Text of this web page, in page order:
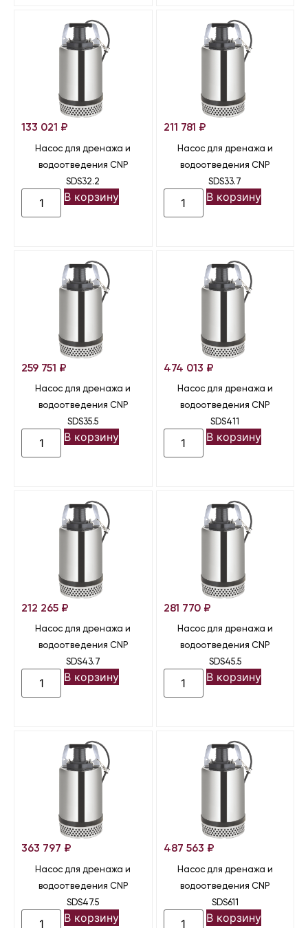
133 021 ₽
Насос для дренажа и
водоотведения CNP
SDS32.2
В корзину
211 781 ₽
Насос для дренажа и
водоотведения CNP
SDS33.7
В корзину
259 751 ₽
Насос для дренажа и
водоотведения CNP
SDS35.5
В корзину
474 013 ₽
Насос для дренажа и
водоотведения CNP
SDS411
В корзину
212 265 ₽
Насос для дренажа и
водоотведения CNP
SDS43.7
В корзину
281 770 ₽
Насос для дренажа и
водоотведения CNP
SDS45.5
В корзину
363 797 ₽
Насос для дренажа и
водоотведения CNP
SDS47.5
В корзину
487 563 ₽
Насос для дренажа и
водоотведения CNP
SDS611
В корзину